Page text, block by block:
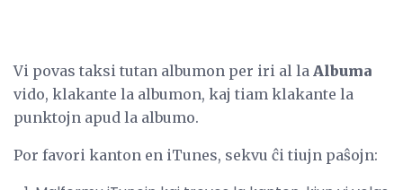
Vi povas taksi tutan albumon per iri al la Albuma
vido, klakante la albumon, kaj tiam klakante la
punktojn apud la albumo.
Por favori kanton en iTunes, sekvu ĉi tiujn paŝojn: